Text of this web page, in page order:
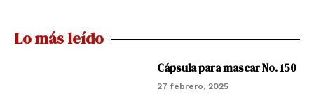
Lo más leído
Cápsula para mascar No. 150
27 febrero, 2025